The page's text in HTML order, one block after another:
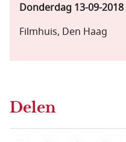
Donderdag 13-09-2018
Filmhuis, Den Haag
Delen